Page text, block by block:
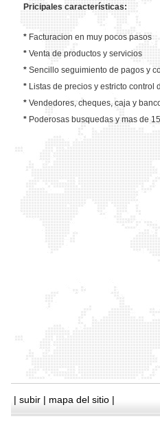
Pricipales características:
* Facturacion en muy pocos pasos
* Venta de productos y servicios
* Sencillo seguimiento de pagos y
* Listas de precios y estricto control
* Vendedores, cheques, caja y
* Poderosas busquedas y mas de
| subir | mapa del sitio |